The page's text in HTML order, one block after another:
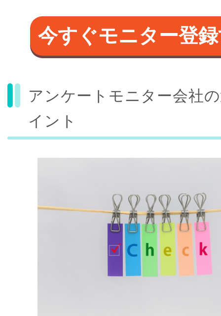
今すぐモニター登
アンケートモニター会社
イント